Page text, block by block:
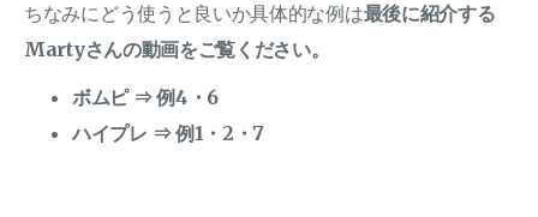
ちなみにどう使うと良いか具体的な例は最後に紹介する
Martyさんの動画をご覧ください。
ボムピ ⇒ 例4・6
ハイプレ ⇒ 例1・2・7